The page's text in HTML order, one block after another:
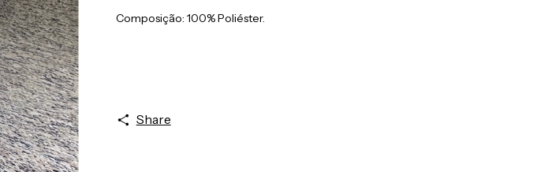
Composição: 100% Poliéster.
Share